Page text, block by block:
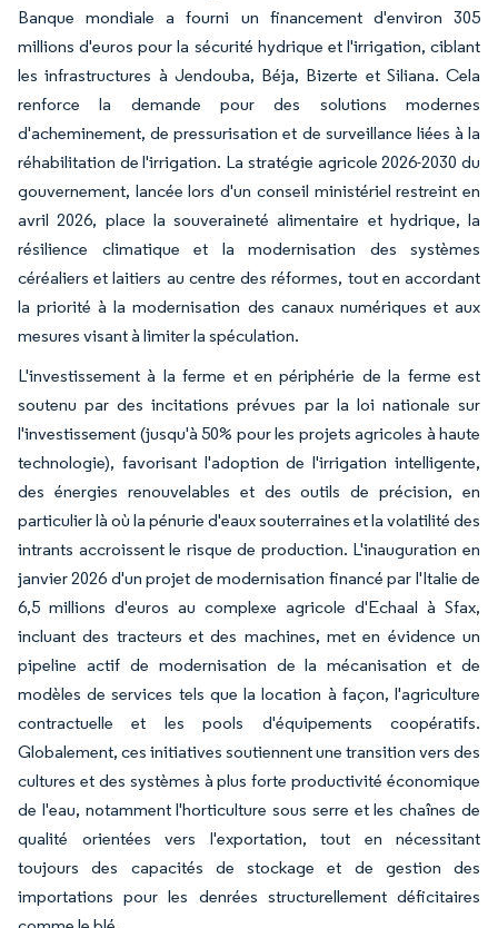
Banque mondiale a fourni un financement d'environ 305
millions d'euros pour la sécurité hydrique et l'irrigation, ciblant
les infrastructures à Jendouba, Béja, Bizerte et Siliana. Cela
renforce la demande pour des solutions modernes
d'acheminement, de pressurisation et de surveillance liées à la
réhabilitation de l'irrigation. La stratégie agricole 2026-2030 du
gouvernement, lancée lors d'un conseil ministériel restreint en
avril 2026, place la souveraineté alimentaire et hydrique, la
résilience climatique et la modernisation des systèmes
céréaliers et laitiers au centre des réformes, tout en accordant
la priorité à la modernisation des canaux numériques et aux
mesures visant à limiter la spéculation.
L'investissement à la ferme et en périphérie de la ferme est
soutenu par des incitations prévues par la loi nationale sur
l'investissement (jusqu'à 50% pour les projets agricoles à haute
technologie), favorisant l'adoption de l'irrigation intelligente,
des énergies renouvelables et des outils de précision, en
particulier là où la pénurie d'eaux souterraines et la volatilité des
intrants accroissent le risque de production. L'inauguration en
janvier 2026 d'un projet de modernisation financé par l'Italie de
6,5 millions d'euros au complexe agricole d'Echaal à Sfax,
incluant des tracteurs et des machines, met en évidence un
pipeline actif de modernisation de la mécanisation et de
modèles de services tels que la location à façon, l'agriculture
contractuelle et les pools d'équipements coopératifs.
Globalement, ces initiatives soutiennent une transition vers des
cultures et des systèmes à plus forte productivité économique
de l'eau, notamment l'horticulture sous serre et les chaînes de
qualité orientées vers l'exportation, tout en nécessitant
toujours des capacités de stockage et de gestion des
importations pour les denrées structurellement déficitaires